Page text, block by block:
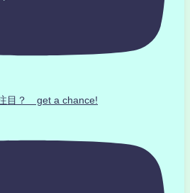
目？ get a chance!